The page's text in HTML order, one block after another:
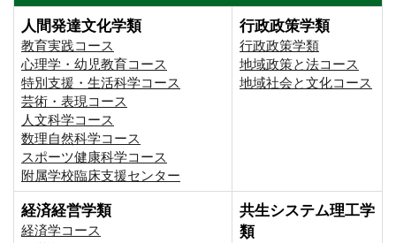
人間発達文化学類
教育実践コース
心理学・幼児教育コース
特別支援・生活科学コース
芸術・表現コース
人文科学コース
数理自然科学コース
スポーツ健康科学コース
附属学校臨床支援センター
行政政策学類
行政政策学類
地域政策と法コース
地域社会と文化コース
経済経営学類
経済学コース
共生システム理工学
類